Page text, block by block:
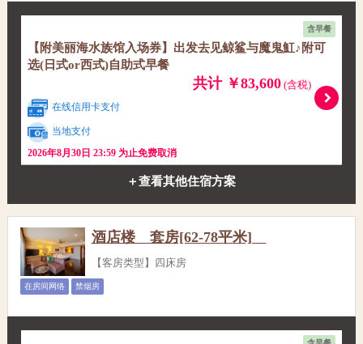
含早餐
【附美丽海水族馆入场券】出发去见鲸鲨与魔鬼魟♪附可
选(日式or西式)自助式早餐
共计 ￥83,600(含税)
在线信用卡支付
当地支付
2026年8月30日 23:59 为止免费取消
＋查看其他住宿方案
酒店楼 套房[62-78平米]
【客房类型】四床房
在房间网络 禁烟房